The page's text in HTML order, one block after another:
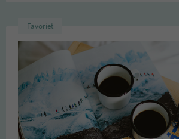
Favoriet